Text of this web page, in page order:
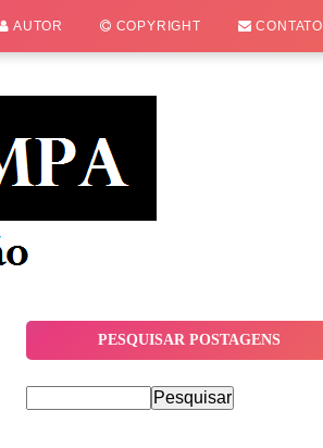
AUTOR COPYRIGHT CONTATO
PESQUISAR POSTAGENS